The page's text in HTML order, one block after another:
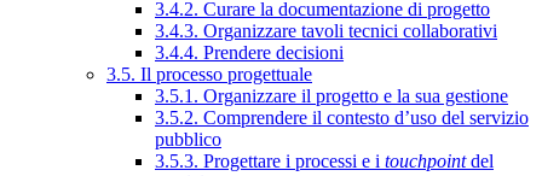
3.4.2. Curare la documentazione di progetto
3.4.3. Organizzare tavoli tecnici collaborativi
3.4.4. Prendere decisioni
3.5. Il processo progettuale
3.5.1. Organizzare il progetto e la sua gestione
3.5.2. Comprendere il contesto d’uso del servizio
pubblico
3.5.3. Progettare i processi e i touchpointdel